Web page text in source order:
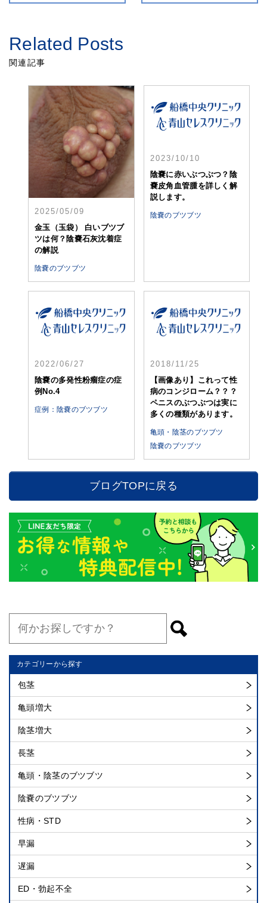
Related Posts
関連記事
2025/05/09
金玉（玉袋） 白いブツブ
ツは何？陰嚢石灰沈着症
の解説
陰嚢のブツブツ
2023/10/10
陰嚢に赤いぶつぶつ？陰
嚢皮角血管腫を詳しく解
説します。
陰嚢のブツブツ
2022/06/27
陰嚢の多発性粉瘤症の症
例No.4
症例：陰嚢のブツブツ
2018/11/25
【画像あり】これって性
病のコンジローム？？？
ペニスのぶつぶつは実に
多くの種類があります。
亀頭・陰茎のブツブツ
陰嚢のブツブツ
ブログTOPに戻る
カテゴリーから探す
包茎
亀頭増大
陰茎増大
長茎
亀頭・陰茎のブツブツ
陰嚢のブツブツ
性病・STD
早漏
遅漏
ED・勃起不全